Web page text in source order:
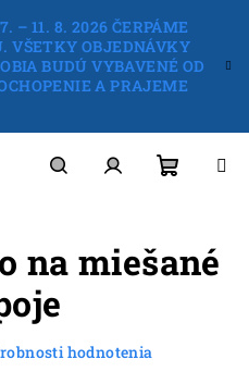
– 11. 8. 2026 ČERPÁME
VŠETKY OBJEDNÁVKY
BUDÚ VYBAVENÉ OD
A PRAJEME
košík
na miešané
hodnotenia